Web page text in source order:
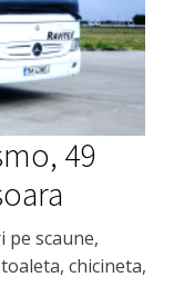
49
pe scaune,
chicineta,